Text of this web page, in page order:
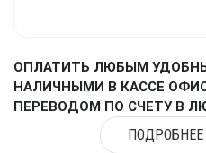
ОПЛАТИТЬ ЛЮБЫМ
НАЛИЧНЫМИ В КАССЕ
ПЕРЕВОДОМ ПО СЧЕТУ В